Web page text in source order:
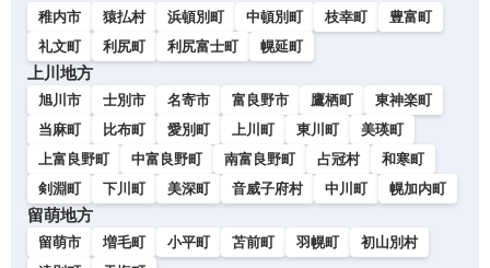
稚内市 猿払村 浜頓別町 中頓別町 枝幸町
豊富町
礼文町
利尻町 利尻富士町 幌延町
上川地方
旭川市 士別市 名寄市 富良野市 鷹栖町
東神楽町
当麻町
比布町 愛別町 上川町 東川町
美瑛町
上富良野町
中富良野町 南富良野町 占冠村
和寒町
剣淵町
下川町 美深町 音威子府村 中川町 幌加内町
留萌地方
留萌市 増毛町 小平町 苫前町 羽幌町
初山別村